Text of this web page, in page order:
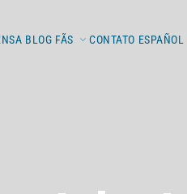
BLOG FÃS CONTATO ESPAÑOL